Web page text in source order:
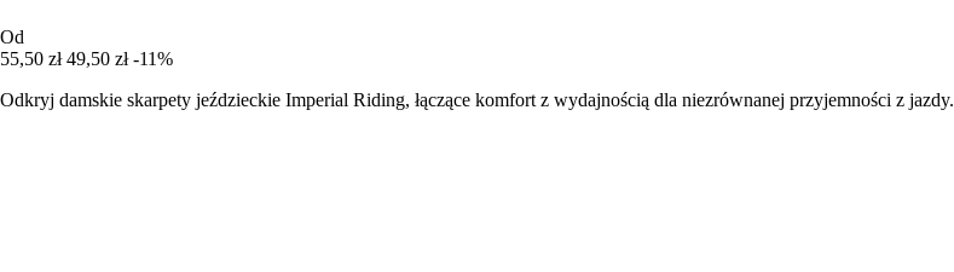
Od
55,50 zł 49,50 zł -11%
Odkryj damskie skarpety jeździeckie Imperial Riding, łączące komfort z wydajnością dla niezrównanej przyjemności z jazdy.